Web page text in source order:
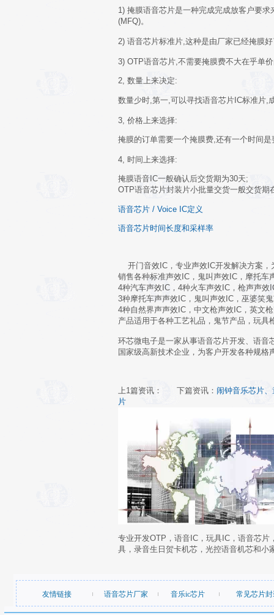
1) 掩膜语音芯片是一种完成完成放客户要
(MFQ)。
2) 语音芯片标准片,这种是由厂家已经掩膜
3) OTP语音芯片,不需要掩膜费不大在乎单
2, 数量上来决定:
数量少时,第一,可以寻找语音芯片IC标准片,
3, 价格上来选择:
掩膜的订单需要一个掩膜费,还有一个时间是
4, 时间上来选择:
掩膜语音IC一般确认后交货期为30天;
OTP语音芯片封装片小批量交货一般交货期
语音芯片 / Voice IC定义
语音芯片时间长度和采样率
开门音效IC，专业声效IC开发解决方案，
销售各种标准声效IC，鬼叫声效IC，摩托车
4种汽车声效IC，4种火车声效IC，枪声声
3种摩托车声声效IC，鬼叫声效IC，巫婆笑
4种自然界声声效IC，中文枪声效IC，英文
产品适用于各种工艺礼品，鬼节产品，玩具
环芯微电子是一家从事语音芯片开发、语
国家级高新技术企业，为客户开发各种规格
上1篇资讯： 下篇资讯： 闹钟音乐芯片
片
专业开发OTP，语音IC，玩具IC，语音芯
具，录音生日贺卡机芯，光控语音机芯和小
友情链接 语音芯片厂家 音乐ic芯片 常见芯片